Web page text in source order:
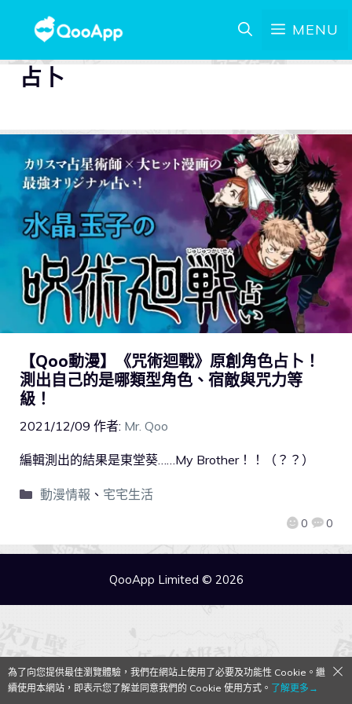
MENU
占卜
【Qoo動漫】《咒術迴戰》原創角色占卜！
測出自己的是哪類型角色、宿敵與咒力等
級！
2021/12/09 作者: Mr. Qoo
0 0
編輯測出的結果是東堂葵……My Brother！！（？？）
動漫情報 、 宅宅生活
QooApp Limited © 2026
為了向您提供最佳瀏覽體驗，我們在網站上使用了必要及功能性 Cookie。繼
續使用本網站，即表示您了解並同意我們的 Cookie 使用方式。 了解更多→